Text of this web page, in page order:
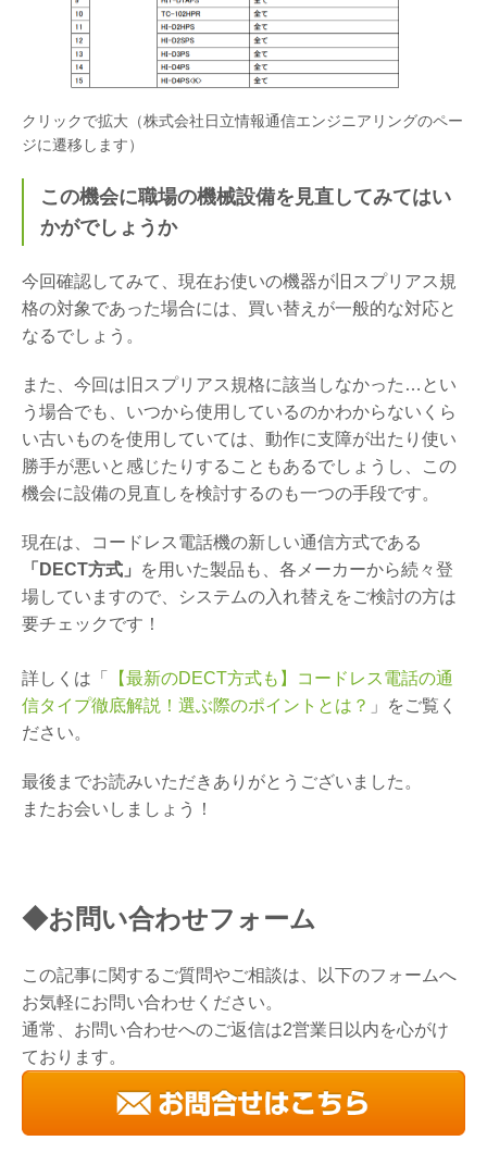
クリックで拡大（株式会社日立情報通信エンジニアリングのペー
ジに遷移します）
この機会に職場の機械設備を見直してみてはい
かがでしょうか
今回確認してみて、現在お使いの機器が旧スプリアス規
格の対象であった場合には、買い替えが一般的な対応と
なるでしょう。
また、今回は旧スプリアス規格に該当しなかった…とい
う場合でも、いつから使用しているのかわからないくら
い古いものを使用していては、動作に支障が出たり使い
勝手が悪いと感じたりすることもあるでしょうし、この
機会に設備の見直しを検討するのも一つの手段です。
現在は、コードレス電話機の新しい通信方式である
「DECT方式」
を用いた製品も、各メーカーから続々登
場していますので、システムの入れ替えをご検討の方は
要チェックです！
詳しくは「
【最新のDECT方式も】コードレス電話の通
信タイプ徹底解説！選ぶ際のポイントとは？ 」をご覧く
ださい。
最後までお読みいただきありがとうございました。
またお会いしましょう！
◆お問い合わせフォーム
この記事に関するご質問やご相談は、以下のフォームへ
お気軽にお問い合わせください。
通常、お問い合わせへのご返信は2営業日以内を心がけ
ております。